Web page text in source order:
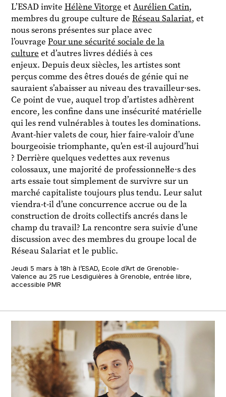
L’ESAD invite Hélène Vitorge etAurélien Catin,
membres du groupe culture de Réseau Salariat, et
nous serons présentes sur place avec
l’ouvrage Pour une sécurité sociale de la
culture et d’autres livres dédiés à ces
enjeux. Depuis deux siècles, les artistes sont
perçus comme des êtres doués de génie qui ne
sauraient s’abaisser au niveau des travailleur·ses.
Ce point de vue, auquel trop d’artistes adhèrent
encore, les confine dans une insécurité matérielle
qui les rend vulnérables à toutes les dominations.
Avant-hier valets de cour, hier faire-valoir d’une
bourgeoisie triomphante, qu’en est-il aujourd’hui
? Derrière quelques vedettes aux revenus
colossaux, une majorité de professionnel·le·s des
arts essaie tout simplement de survivre sur un
marché capitaliste toujours plus tendu. Leur salut
viendra-t-il d’une concurrence accrue ou de la
construction de droits collectifs ancrés dans le
champ du travail? La rencontre sera suivie d’une
discussion avec des membres du groupe local de
Réseau Salariat et le public.
Jeudi 5 mars à 18h à l’ESAD, Ecole d’Art de Grenoble-
Valence au 25 rue Lesdiguières à Grenoble, entrée libre,
accessible PMR